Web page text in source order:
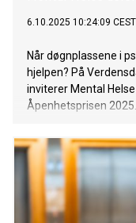
6.10.2025 10:24:09 CEST
Når døgnplassene i
hjelpen? På
inviterer Mental
Åpenhetsprisen 2025.